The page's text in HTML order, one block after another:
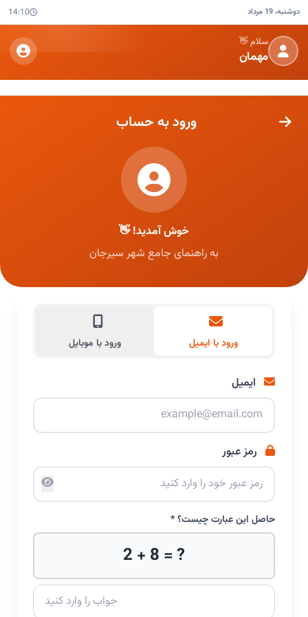
دوشنبه، 19 مرداد 14:10
سلام 👋
مهمان
ورود به حساب
خوش آمدید! 👋
به راهنمای جامع شهر سیرجان
ورود با ایمیل ورود با موبایل
ایمیل
رمز عبور
حاصل این عبارت چیست؟ *
2 + 8 = ?